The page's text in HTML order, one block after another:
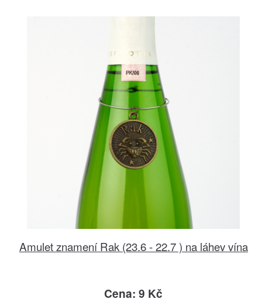
Amulet znamení Rak (23.6 - 22.7 ) na láhev vína
Cena: 9 Kč